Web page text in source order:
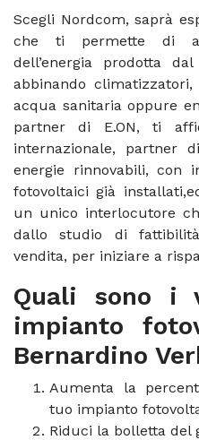
Scegli Nordcom, saprà
che ti permette di
dell’energia prodotta
abbinando
acqua sanitaria oppure
partner di E.ON, ti
internazionale, partner
energie rinnovabili, con
fotovoltaici già
un unico interlocutore
dallo studio di
vendita, per iniziare a
Quali sono i
impianto
Bernardino
Aumenta la
tuo impianto
Riduci la bolletta del